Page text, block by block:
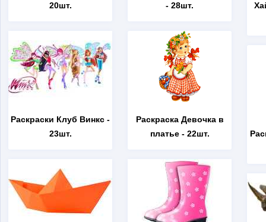
20шт.
Раскраски Клуб Винкс -
23шт.
- 28шт.
Раскраска Девочка в
платье- 22шт.